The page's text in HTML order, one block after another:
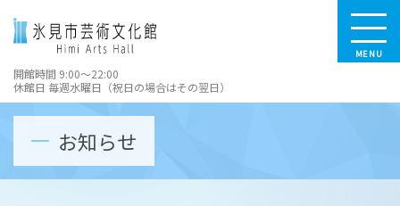
MENU
開館時間 9:00～22:00
休館日 毎週水曜日（祝日の場合はその翌日）
お知らせ